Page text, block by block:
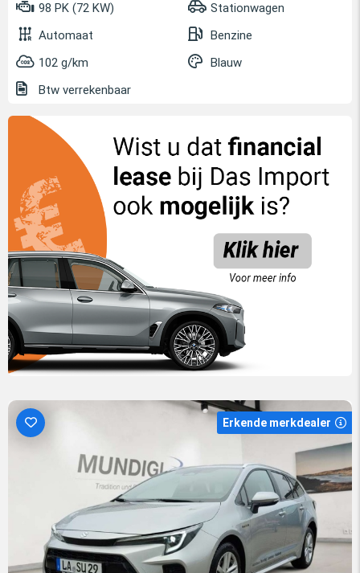
98 PK (72 KW)
Stationwagen
Automaat
Benzine
102 g/km
Blauw
Btw verrekenbaar
Erkende merkdealer